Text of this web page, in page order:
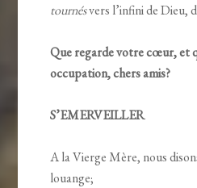
tournésvers l’infini de Dieu,
Que regarde votre cœur, et
occupation, chers amis?
S’EMERVEILLER
A la Vierge Mère, nous
louange;